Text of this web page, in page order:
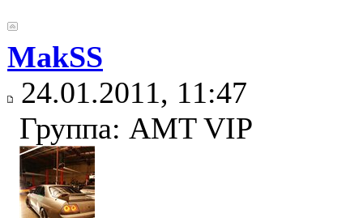
MakSS
24.01.2011, 11:47
Группа: AMT VIP